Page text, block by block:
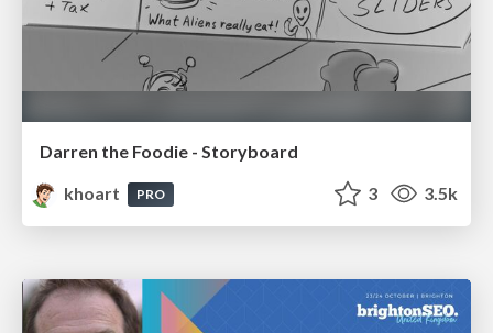
Darren the Foodie - Storyboard
khoart
PRO 3 3.5k